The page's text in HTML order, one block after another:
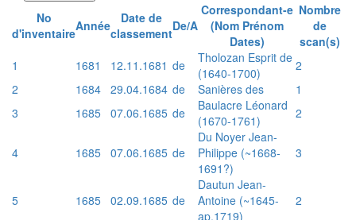
No
d'inventaireAnnée
Date de
classementDe/A
Correspondant-e
(Nom Prénom
Dates)
Nombre
de
scan(s)
1
1681 12.11.1681 de
Tholozan Esprit de
(1640-1700)
2
2
1684 29.04.1684 de Sanières des
1
3
1685 07.06.1685 de
Baulacre Léonard
(1670-1761)
2
4 1685 07.06.1685 de
Du Noyer Jean-
Philippe (~1668-
1691?)
3
5 1685 02.09.1685 de
Dautun Jean-
Antoine (~1645-
ap.1719)
2